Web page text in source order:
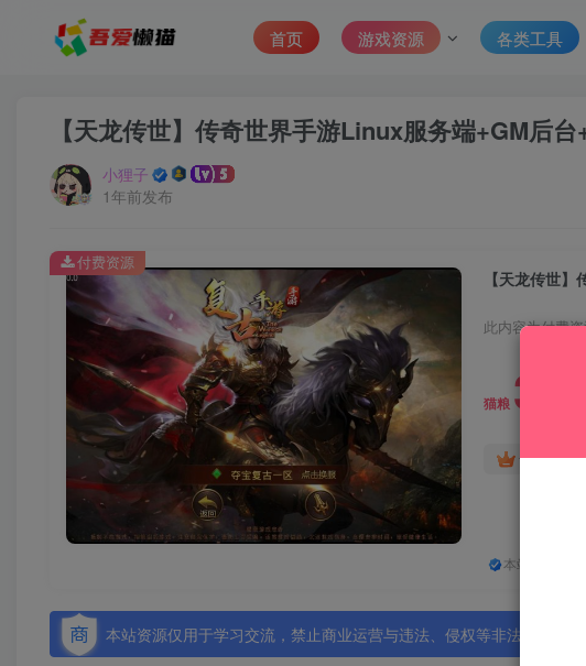
首页 游戏资源 各类工具
【天龙传世】传奇世界手游Linux服务端+GM后
小狸子
1年前发布
【天龙传世
此内容为付费
猫粮 30
黄金会员
本站所有资
付费资源
本站资源仅用于学习交流，禁止商业运营与违法、侵权等非法行为；